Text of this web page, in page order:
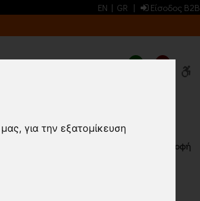
για την εξατομίκευση
EN | GR | Είσοδος B2B
0 0
Επιστροφή